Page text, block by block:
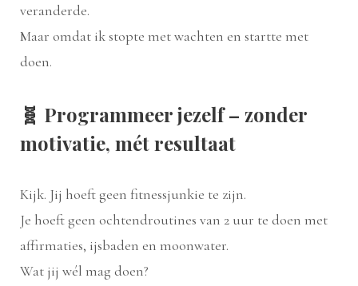
veranderde.
Maar omdat ik stopte met wachten en startte met
doen.
🧬 Programmeer jezelf – zonder
motivatie, mét resultaat
Kijk. Jij hoeft geen fitnessjunkie te zijn.
Je hoeft geen ochtendroutines van 2 uur te doen met
affirmaties, ijsbaden en moonwater.
Wat jij wél mag doen?